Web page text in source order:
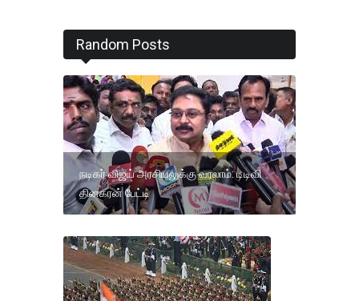
Random Posts
நடிகர் விஜய் அரசியலுக்கு வரலாம்: டிடிவி
தினகரன் பேட்டி